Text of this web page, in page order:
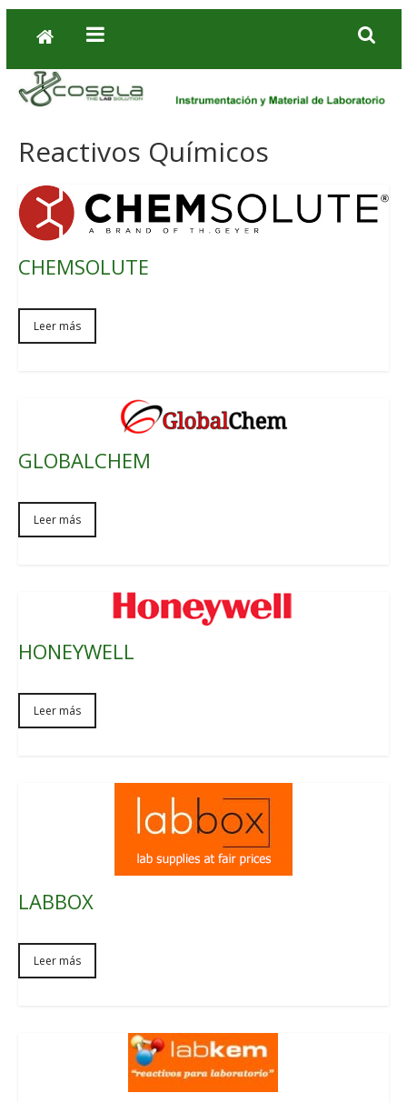
Reactivos Químicos
CHEMSOLUTE
Leer más
GLOBALCHEM
Leer más
HONEYWELL
Leer más
LABBOX
Leer más